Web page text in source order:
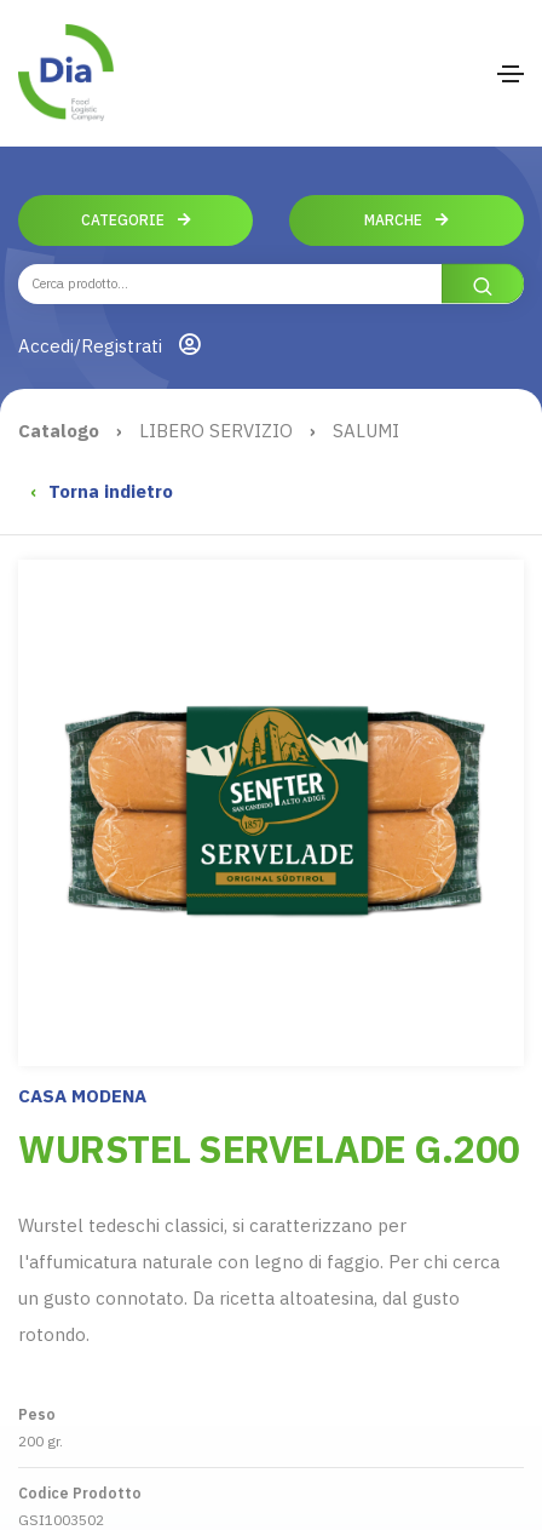
CATEGORIE MARCHE
Accedi/Registrati
Catalogo › LIBERO SERVIZIO › SALUMI
‹ Torna indietro
CASA MODENA
WURSTEL SERVELADE G.200
Wurstel tedeschi classici, si caratterizzano per
l'affumicatura naturale con legno di faggio. Per chi cerca
un gusto connotato. Da ricetta altoatesina, dal gusto
rotondo.
Peso
200 gr.
Codice Prodotto
GSI1003502